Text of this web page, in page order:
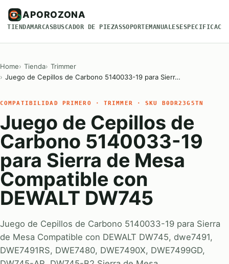
APOROZONA
TIENDAMARCASBUSCADOR DE PIEZASSOPORTEMANUALES
Home Tienda
Trimmer
Juego de Cepillos de Carbono 5140033-19 para Sierr…
COMPATIBILIDAD PRIMERO · TRIMMER · SKU B0DR23G5TN
Juego de Cepillos de
Carbono 5140033-19
para Sierra de Mesa
Compatible con
DEWALT DW745
Juego de Cepillos de Carbono 5140033-19 para Sierra
de Mesa Compatible con DEWALT DW745, dwe7491,
DWE7491RS, DWE7480, DWE7490X, DWE7499GD,